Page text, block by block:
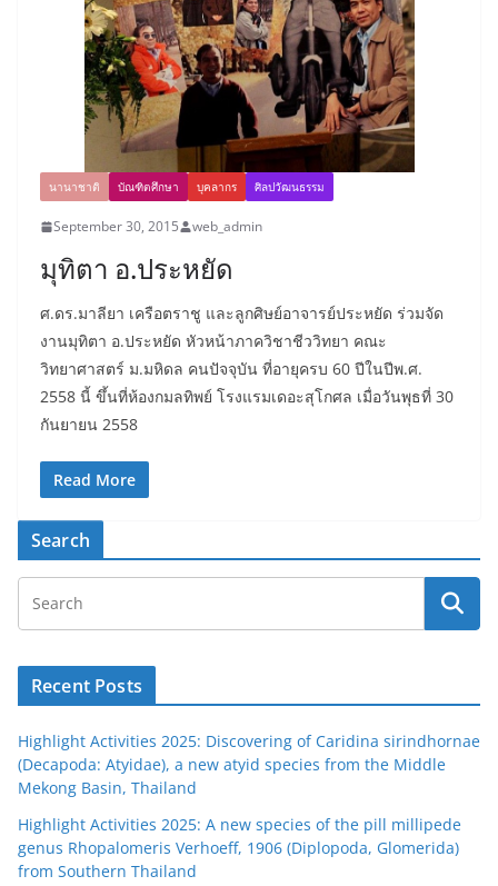
นานาชาติ บัณฑิตศึกษา บุคลากร ศิลปวัฒนธรรม
September 30, 2015 web_admin
มุทิตา อ.ประหยัด
ศ.ดร.มาลียา เครือตราชู และลูกศิษย์อาจารย์ประหยัด ร่วมจัด
งานมุทิตา อ.ประหยัด หัวหน้าภาควิชาชีววิทยา คณะ
วิทยาศาสตร์ ม.มหิดล คนปัจจุบัน ที่อายุครบ 60 ปีในปีพ.ศ.
2558 นี้ ขึ้นที่ห้องกมลทิพย์ โรงแรมเดอะสุโกศล เมื่อวันพุธที่ 30
กันยายน 2558
Read More
Search
Recent Posts
Highlight Activities 2025: Discovering of Caridina sirindhornae
(Decapoda: Atyidae), a new atyid species from the Middle
Mekong Basin, Thailand
Highlight Activities 2025: A new species of the pill millipede
genus Rhopalomeris Verhoeff, 1906 (Diplopoda, Glomerida)
from Southern Thailand